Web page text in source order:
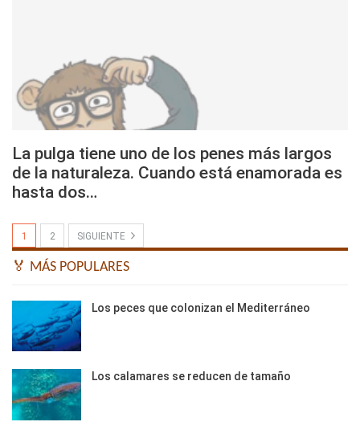
La pulga tiene uno de los penes más largos
de la naturaleza. Cuando está enamorada es
hasta dos…
1 2 SIGUIENTE
🏅 MÁS POPULARES
Los peces que colonizan el Mediterráneo
Los calamares se reducen de tamaño